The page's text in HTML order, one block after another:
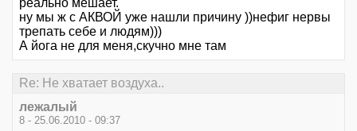
ну мы ж с АКВОЙ уже нашли причину ))нефиг нервы
трепать себе и людям)))
А йога не для меня,скучно мне там
Re: Не хватает воздуха..
лежалый
8 - 25.06.2010 - 09:37